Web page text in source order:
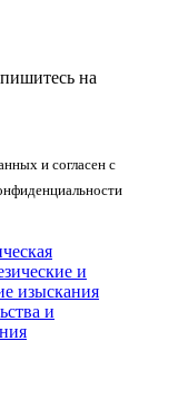
на
и согласен с